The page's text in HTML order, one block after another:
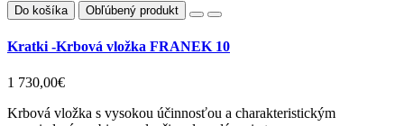
Do košíka Obľúbený produkt
Kratki -Krbová vložka FRANEK 10
1 730,00€
Krbová vložka s vysokou účinnosťou a charakteristickým